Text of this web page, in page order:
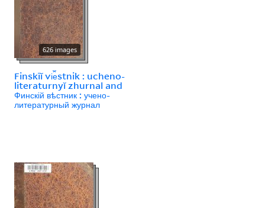
626 images
Finskīĭ vi︠e︡stnik : ucheno-
literaturnyĭ zhurnal and
Финскій вѣстник : учено-
литературный журнал